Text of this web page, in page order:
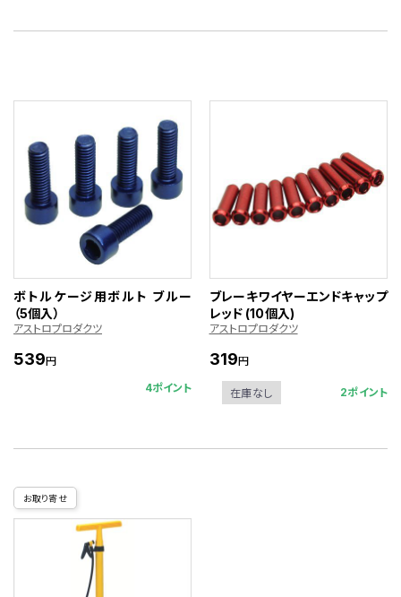
ボトルケージ用ボルト ブルー
（5個入）
アストロプロダクツ
539円
4ポイント
ブレーキワイヤーエンドキャップ
レッド (10個入)
アストロプロダクツ
319円
在庫なし 2ポイント
お取り寄せ